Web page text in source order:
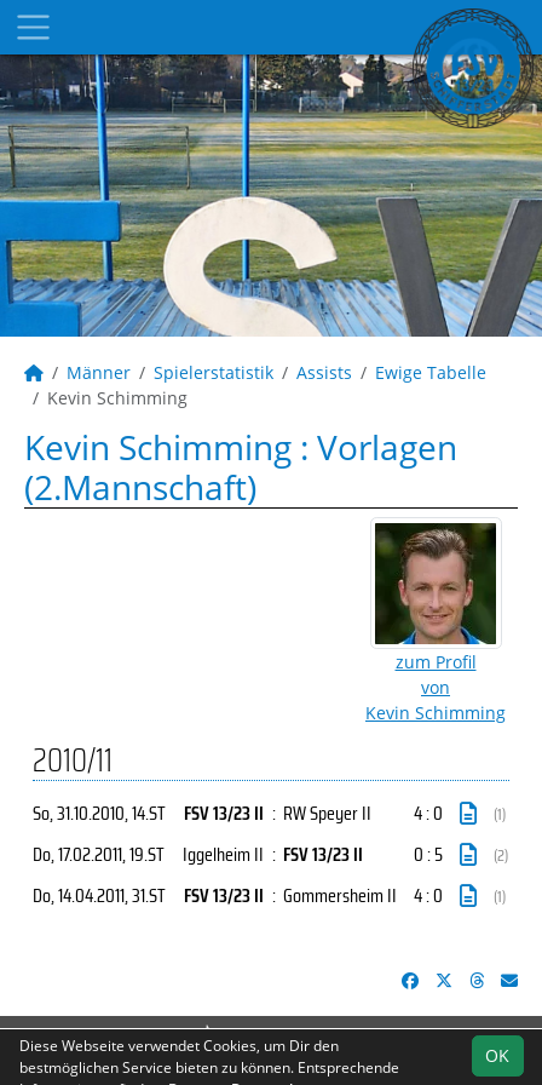
Männer Spielerstatistik Assists
Ewige Tabelle
Kevin Schimming
Kevin Schimming : Vorlagen
(2.Mannschaft)
zum Profil
von
Kevin Schimming
2010/11
So, 31.10.2010, 14.ST FSV 13/23 II : RW Speyer II 4 : 0 (1)
Do, 17.02.2011, 19.ST Iggelheim II : FSV 13/23 II 0 : 5 (2)
Do, 14.04.2011, 31.ST FSV 13/23 II : Gommersheim II 4 : 0 (1)
soccero.de
© 2006 - 2026 OK
Diese Webseite verwendet Cookies, um Dir den
bestmöglichen Service bieten zu können. Entsprechende